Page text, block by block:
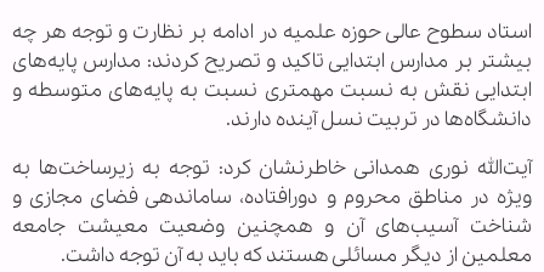
استاد سطوح عالی حوزه علمیه در ادامه بر نظارت و توجه هر چه
بیشتر بر مدارس ابتدایی تاکید و تصریح کردند: مدارس پایه‌های
ابتدایی نقش به نسبت مهمتری نسبت به پایه‌های متوسطه و
دانشگاه‌ها در تربیت نسل آینده دارند.
آیت‌الله نوری همدانی خاطرنشان کرد: توجه به زیرساخت‌ها به
ویژه در مناطق محروم و دورافتاده، ساماندهی فضای مجازی و
شناخت آسیب‌های آن و همچنین وضعیت معیشت جامعه
معلمین از دیگر مسائلی هستند که باید به آن توجه داشت.